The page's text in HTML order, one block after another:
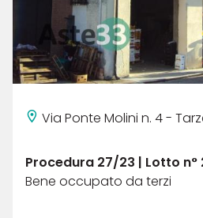
Via Ponte Molini n. 4 -
Procedura 27/23 | Lotto n°
Bene occupato da terzi